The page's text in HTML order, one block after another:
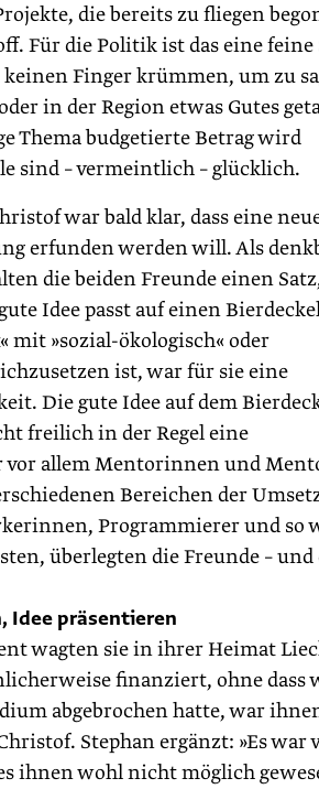
die bereits zu fliegen
Für die Politik ist das eine feine
Finger krümmen, um zu
in der Region ­etwas Gutes
Thema budgetierte Betrag wird
sind – vermeintlich – glücklich.
war bald klar, dass eine
erfunden werden will. Als
die beiden Freunde einen
Idee passt auf einen
mit »sozial-ökologisch« oder
ist, war für sie eine
Die gute Idee auf dem
freilich in der Regel eine
vor allem Mentorinnen und
Bereichen der
Programmierer und so
überlegten die Freunde –
Idee präsentieren
wagten sie in ihrer Heimat
finanziert, ohne dass
abgebrochen hatte, war
Stephan ergänzt: »Es war
ihnen wohl nicht möglich